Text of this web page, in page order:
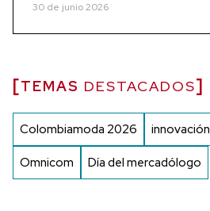
30 de junio 2026
TEMAS DESTACADOS
Colombiamoda 2026 innovación
Omnicom Día del mercadólogo